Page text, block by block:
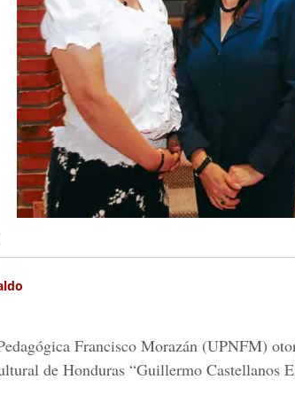
Francisco Morazán (UPNFM)
de Honduras “Guillermo Castellanos